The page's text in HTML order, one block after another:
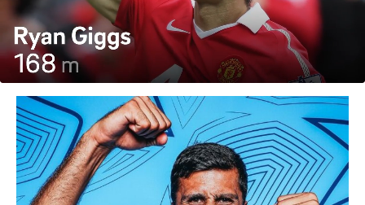
Av T. Richardson - 17. september 2024 474